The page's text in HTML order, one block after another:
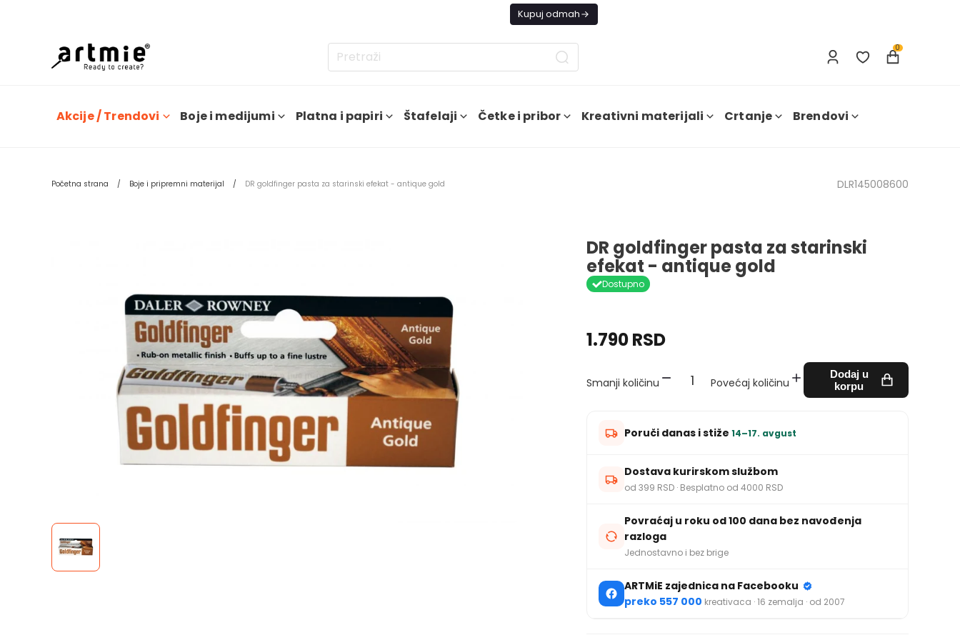
Kupuj odmah
0
Akcije / Trendovi Boje i medijumi Platna i papiri Štafelaji Četke i pribor Kreativni materijali Crtanje Brendovi
Početna strana Boje i pripremni materijal DR goldfinger pasta za starinski efekat - antique gold DLR145008600
DR goldfinger pasta za starinski
efekat - antique gold
Dostupno
1.790 RSD
Smanji količinu Povećaj količinu
Dodaj u
korpu
Poruči danas i stiže 14–17. avgust
Dostava kurirskom službom
od 399 RSD · Besplatno od 4000 RSD
Povraćaj u roku od 100 dana bez navođenja
razloga
Jednostavno i bez brige
ARTMiE zajednica na Facebooku
preko 557 000 kreativaca · 16 zemalja · od 2007